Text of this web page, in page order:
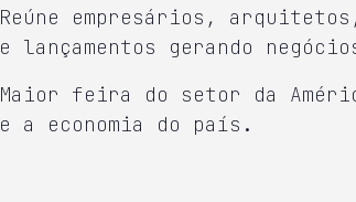
Reúne empresários,
e lançamentos gerando
Maior feira do setor da
e a economia do país.